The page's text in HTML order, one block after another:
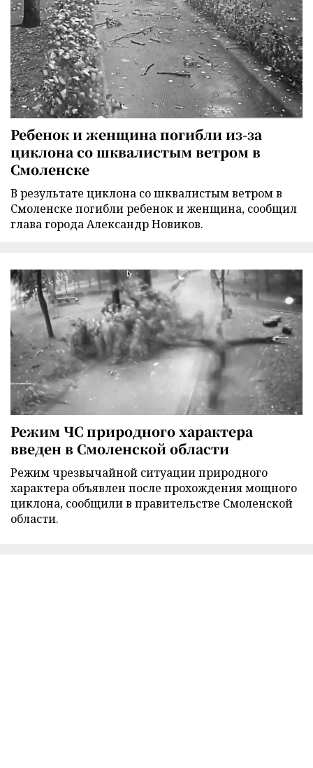
Ребенок и женщина погибли из-за
циклона со шквалистым ветром в
Смоленске
В результате циклона со шквалистым ветром в
Смоленске погибли ребенок и женщина, сообщил
глава города Александр Новиков.
Режим ЧС природного характера
введен в Смоленской области
Режим чрезвычайной ситуации природного
характера объявлен после прохождения мощного
циклона, сообщили в правительстве Смоленской
области.